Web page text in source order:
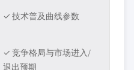
✓ 技术普及曲线参数
✓ 竞争格局与市场进入/
退出预期